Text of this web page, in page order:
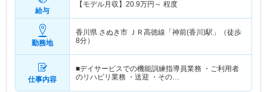
給与
【モデル月収】 20.9万円～ 程度
勤務地
香川県 さぬき市
ＪＲ高徳線「神前(香川)駅」（徒歩
8分）
仕事内容
■デイサービスでの機能訓練指導員業務 ・ご利用者
のリハビリ業務 ・送迎 ・その…